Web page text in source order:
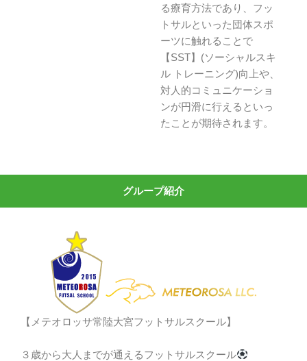
る療育方法であり、フッ
トサルといった団体スポ
ーツに触れることで
【SST】(ソーシャルスキ
ル トレーニング)向上や、
対人的コミュニケーショ
ンが円滑に行えるといっ
たことが期待されます。
グループ紹介
【メテオロッサ常陸大宮フットサルスクール】
３歳から大人までが通えるフットサルスクール